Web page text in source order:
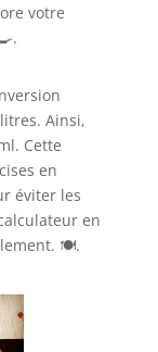
votre
Ainsi,
Cette
en
éviter les
en
🍽️.